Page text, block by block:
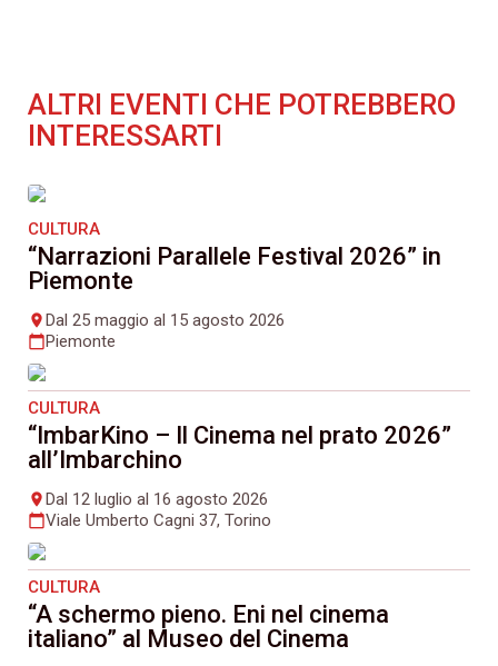
ALTRI EVENTI CHE POTREBBERO
INTERESSARTI
CULTURA
“Narrazioni Parallele Festival 2026” in
Piemonte
placeDal 25 maggio al 15 agosto 2026
calendar_todayPiemonte
CULTURA
“ImbarKino – Il Cinema nel prato 2026”
all’Imbarchino
placeDal 12 luglio al 16 agosto 2026
calendar_todayViale Umberto Cagni 37, Torino
CULTURA
“A schermo pieno. Eni nel cinema
italiano” al Museo del Cinema